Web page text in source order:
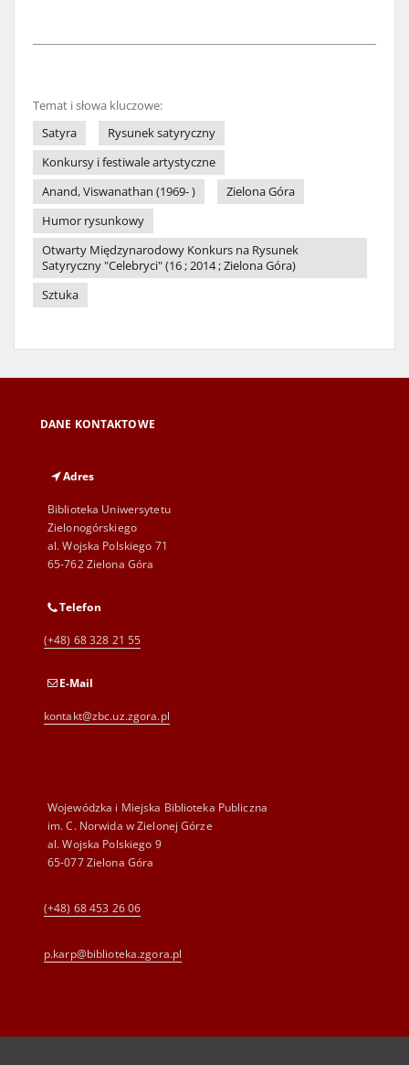
Temat i słowa kluczowe:
Satyra
Rysunek satyryczny
Konkursy i festiwale artystyczne
Anand, Viswanathan (1969- )
Zielona Góra
Humor rysunkowy
Otwarty Międzynarodowy Konkurs na Rysunek
Satyryczny "Celebryci" (16 ; 2014 ; Zielona Góra)
Sztuka
DANE KONTAKTOWE
Adres
Biblioteka Uniwersytetu
Zielonogórskiego
al. Wojska Polskiego 71
65-762 Zielona Góra
Telefon
(+48) 68 328 21 55
E-Mail
kontakt@zbc.uz.zgora.pl
Wojewódzka i Miejska Biblioteka Publiczna
im. C. Norwida w Zielonej Górze
al. Wojska Polskiego 9
65-077 Zielona Góra
(+48) 68 453 26 06
p.karp@biblioteka.zgora.pl